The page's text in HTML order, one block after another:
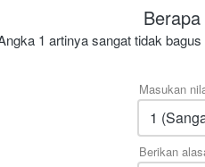
1 artinya sangat tidak
Masukan
1
Berikan